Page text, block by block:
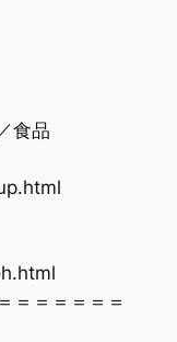
食品
＝＝＝＝＝＝